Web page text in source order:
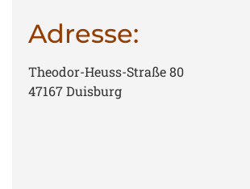
Adresse:
Theodor-Heuss-Straße 80
47167 Duisburg